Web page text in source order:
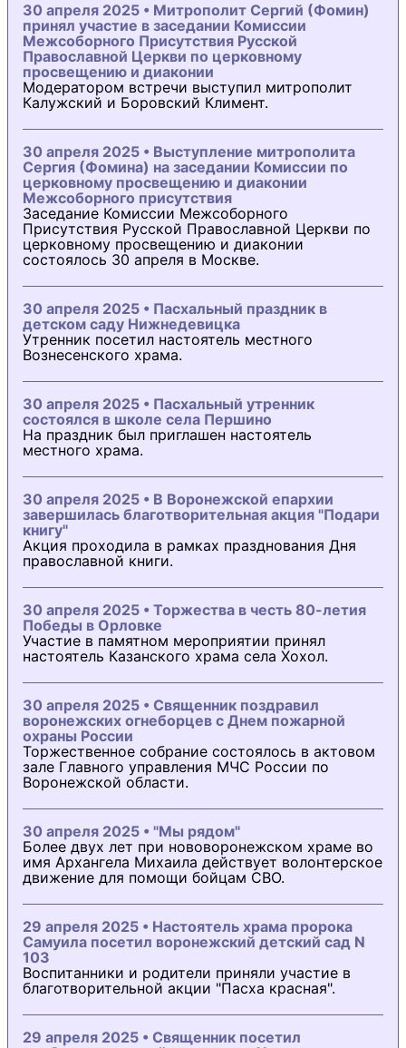
30 апреля 2025 • Митрополит Сергий (Фомин)
принял участие в заседании Комиссии
Межсоборного Присутствия Русской
Православной Церкви по церковному
просвещению и диаконии
Модератором встречи выступил митрополит
Калужский и Боровский Климент.
30 апреля 2025 • Выступление митрополита
Сергия (Фомина) на заседании Комиссии по
церковному просвещению и диаконии
Межсоборного присутствия
Заседание Комиссии Межсоборного
Присутствия Русской Православной Церкви по
церковному просвещению и диаконии
состоялось 30 апреля в Москве.
30 апреля 2025 • Пасхальный праздник в
детском саду Нижнедевицка
Утренник посетил настоятель местного
Вознесенского храма.
30 апреля 2025 • Пасхальный утренник
состоялся в школе села Першино
На праздник был приглашен настоятель
местного храма.
30 апреля 2025 • В Воронежской епархии
завершилась благотворительная акция "Подари
книгу"
Акция проходила в рамках празднования Дня
православной книги.
30 апреля 2025 • Торжества в честь 80-летия
Победы в Орловке
Участие в памятном мероприятии принял
настоятель Казанского храма села Хохол.
30 апреля 2025 • Священник поздравил
воронежских огнеборцев с Днем пожарной
охраны России
Торжественное собрание состоялось в актовом
зале Главного управления МЧС России по
Воронежской области.
30 апреля 2025 • "Мы рядом"
Более двух лет при нововоронежском храме во
имя Архангела Михаила действует волонтерское
движение для помощи бойцам СВО.
29 апреля 2025 • Настоятель храма пророка
Самуила посетил воронежский детский сад N
103
Воспитанники и родители приняли участие в
благотворительной акции "Пасха красная".
29 апреля 2025 • Священник посетил